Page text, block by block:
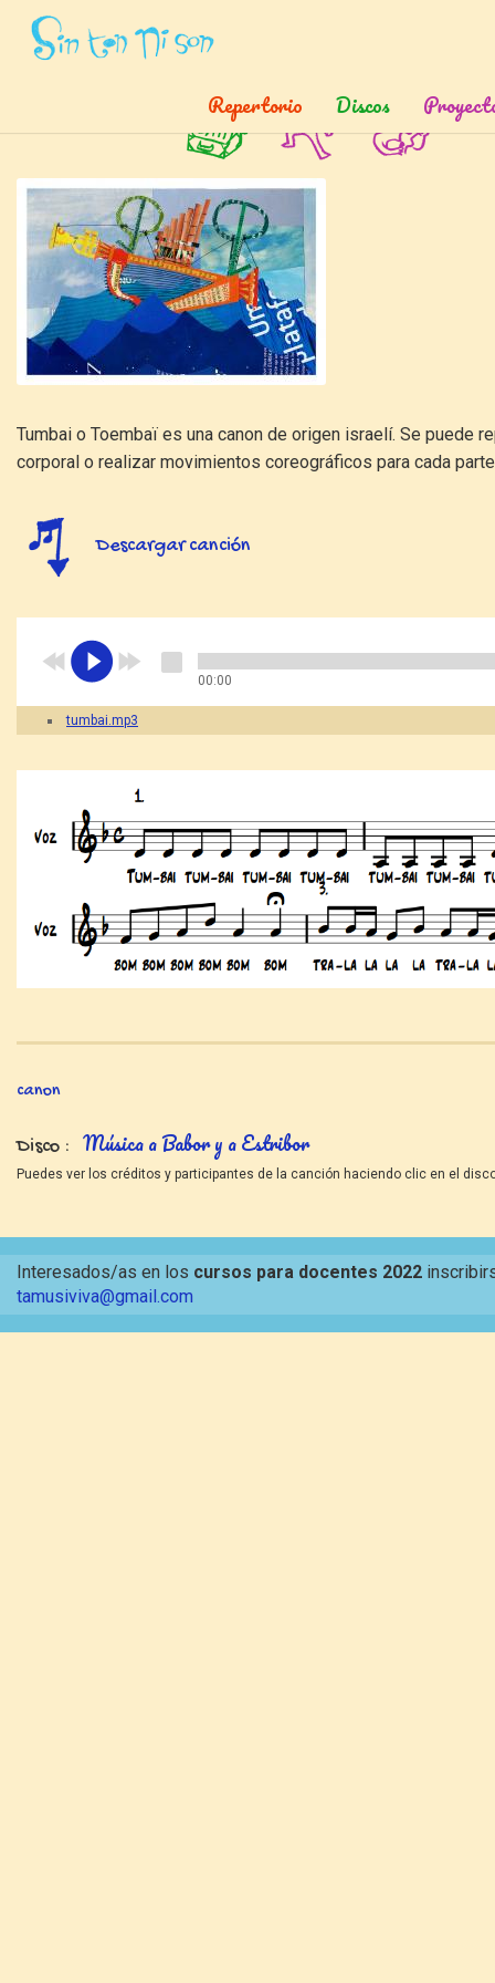
Repertorio Discos
Inicio » Canciones » Tumbai
Tumbai
Tumbai o Toembaï es una canon de origen israelí. Se puede
corporal o realizar movimientos coreográficos para cada
Descargar canción
00:00
tumbai.mp3
canon
Disco Música a Babor y a Estribor
Puedes ver los créditos y participantes de la canción haciendo clic en el
Interesados/as en los cursos para docentes 2022
tamusiviva@gmail.com